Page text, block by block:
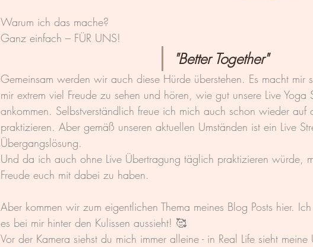
Warum ich das mache?
Ganz einfach – FÜR UNS!
"Better Together"
Gemeinsam werden wir auch diese Hürde überstehen. Es macht mir
mir extrem viel Freude zu sehen und hören, wie gut unsere Live Yoga
ankommen. Selbstverständlich freue ich mich auch schon wieder auf
praktizieren. Aber gemäß unseren aktuellen Umständen ist ein Live
Übergangslösung.
Und da ich auch ohne Live Übertragung täglich praktizieren würde,
Freude euch mit dabei zu haben.
Aber kommen wir zum eigentlichen Thema meines Blog Posts hier.
es bei mir hinter den Kulissen aussieht! 🥰
Vor der Kamera siehst du mich immer alleine - in Real Life sieht